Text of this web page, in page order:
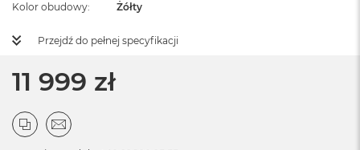
Kolor obudowy
Żółty
Przejdź do pełnej specyfikacji
11 999 zł